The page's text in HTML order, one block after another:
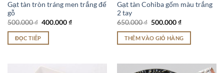
Gạt tàn tròn tráng men trắng đế
gỗ
500.000₫ Giá
là:
400.000₫Giá
ĐỌC TIẾP
Gạt tàn Cohiba gốm màu trắng
2 tay
650.000₫ Giá
là:
650.000 ₫.
500.000₫Giá
tại
là:
THÊM VÀO GIỎ HÀNG